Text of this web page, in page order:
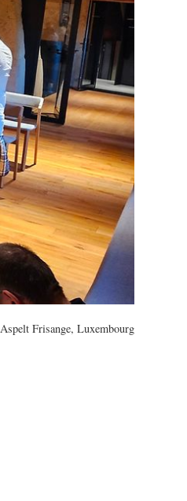
Aspelt Frisange, Luxembourg